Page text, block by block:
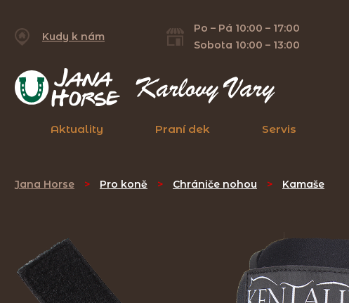
Kudy k nám
Po – Pá 10:00 – 17:00
Sobota 10:00 – 13:00
Aktuality Praní dek Servis
Jana Horse > Pro koně > Chrániče nohou > Kamaše